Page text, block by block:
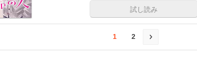
試し読み
1 2